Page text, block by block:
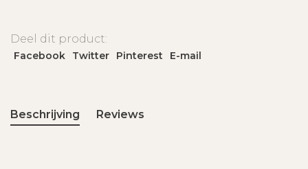
Deel dit product:
Facebook Twitter Pinterest E-mail
Beschrijving Reviews